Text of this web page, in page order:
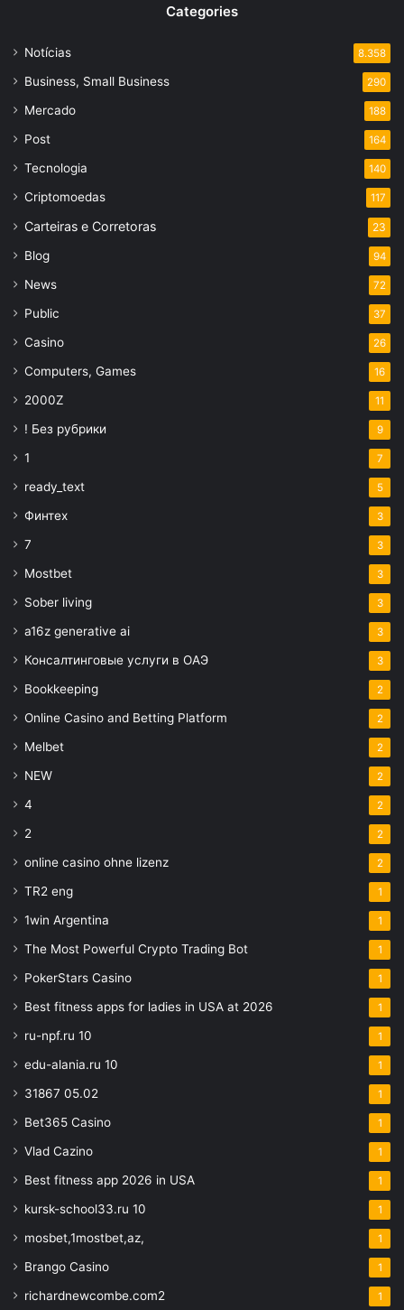
Categories
Notícias 8.358
Business, Small Business 290
Mercado 188
Post 164
Tecnologia 140
Criptomoedas 117
Carteiras e Corretoras 23
Blog 94
News 72
Public 37
Casino 26
Computers, Games 16
2000Z 11
! Без рубрики 9
1 7
ready_text 5
Финтех 3
7 3
Mostbet 3
Sober living 3
a16z generative ai 3
Консалтинговые услуги в ОАЭ 3
Bookkeeping 2
Online Casino and Betting Platform 2
Melbet 2
NEW 2
4 2
2 2
online casino ohne lizenz 2
TR2 eng 1
1win Argentina 1
The Most Powerful Crypto Trading Bot 1
PokerStars Casino 1
Best fitness apps for ladies in USA at 2026 1
ru-npf.ru 10 1
edu-alania.ru 10 1
31867 05.02 1
Bet365 Casino 1
Vlad Cazino 1
Best fitness app 2026 in USA 1
kursk-school33.ru 10 1
mosbet,1mostbet,az, 1
Brango Casino 1
richardnewcombe.com2 1